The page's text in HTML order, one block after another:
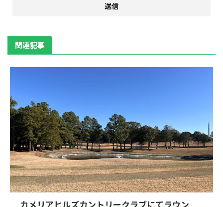
関連記事
カメリアヒルズカントリークラブにてラウン